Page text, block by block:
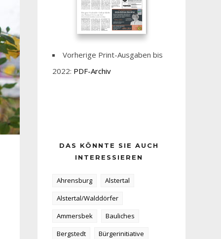
Vorherige Print-Ausgaben bis
2022: PDF-Archiv
DAS KÖNNTE SIE AUCH
INTERESSIEREN
Ahrensburg
Alstertal
Alstertal/Walddörfer
Ammersbek
Bauliches
Bergstedt
Bürgerinitiative